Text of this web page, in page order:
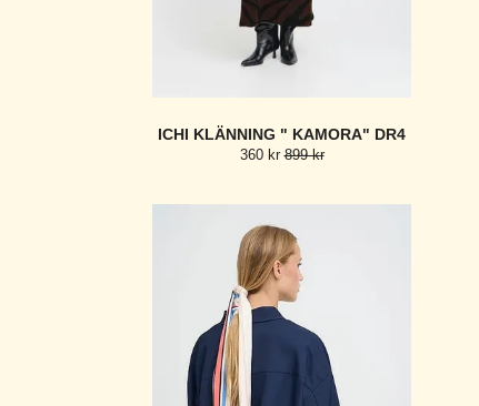
ICHI KLÄNNING " KAMORA" DR4
360 kr899 kr